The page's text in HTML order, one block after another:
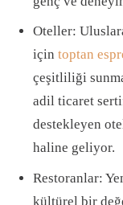
Oteller:
için toptan
çeşitliliği
adil ticaret
destekleyen
haline geliyor.
Restoranlar:
kültürel bir